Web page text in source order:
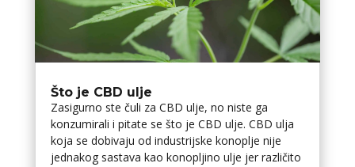
Što je CBD ulje
Zasigurno ste čuli za CBD ulje, no niste ga
konzumirali i pitate se što je CBD ulje. CBD ulja
koja se dobivaju od industrijske konoplje nije
jednakog sastava kao konopljino ulje jer različito